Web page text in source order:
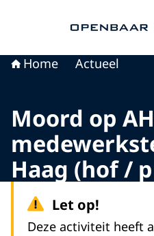
Home Actueel
Moord op
Haag (hof /
Let op!
Deze activiteit heeft